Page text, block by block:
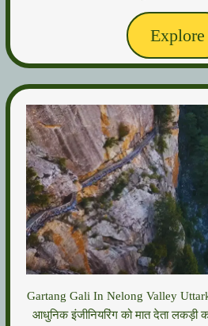
Explore
Gartang Gali In Nelong Valley
आधुनिक इंजीनियरिंग को मात देता लकड़ी